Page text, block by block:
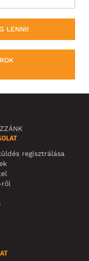
LENNI!
regisztrálása
ről